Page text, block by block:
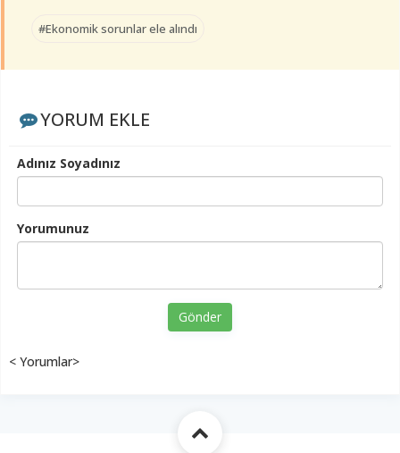
#Ekonomik sorunlar ele alındı
YORUM EKLE
Adınız Soyadınız
Yorumunuz
Gönder
< Yorumlar>